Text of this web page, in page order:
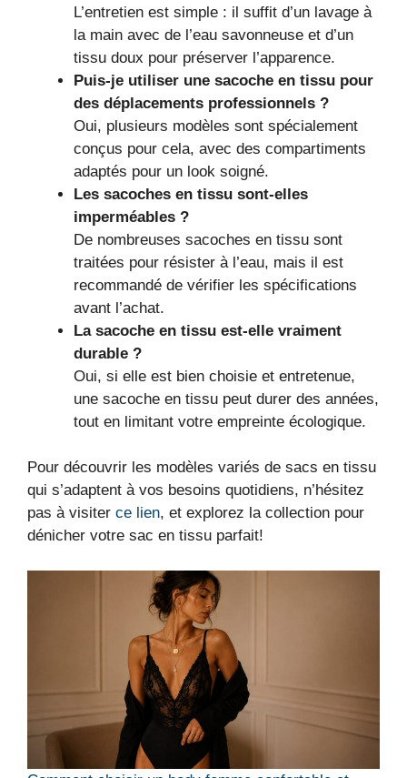
L’entretien est simple : il suffit d’un lavage à
la main avec de l’eau savonneuse et d’un
tissu doux pour préserver l’apparence.
Puis-je utiliser une sacoche en tissu pour
des déplacements professionnels ?
Oui, plusieurs modèles sont spécialement
conçus pour cela, avec des compartiments
adaptés pour un look soigné.
Les sacoches en tissu sont-elles
imperméables ?
De nombreuses sacoches en tissu sont
traitées pour résister à l’eau, mais il est
recommandé de vérifier les spécifications
avant l’achat.
La sacoche en tissu est-elle vraiment
durable ?
Oui, si elle est bien choisie et entretenue,
une sacoche en tissu peut durer des années,
tout en limitant votre empreinte écologique.
Pour découvrir les modèles variés de sacs en tissu
qui s’adaptent à vos besoins quotidiens, n’hésitez
pas à visiter ce lien, et explorez la collection pour
dénicher votre sac en tissu parfait!